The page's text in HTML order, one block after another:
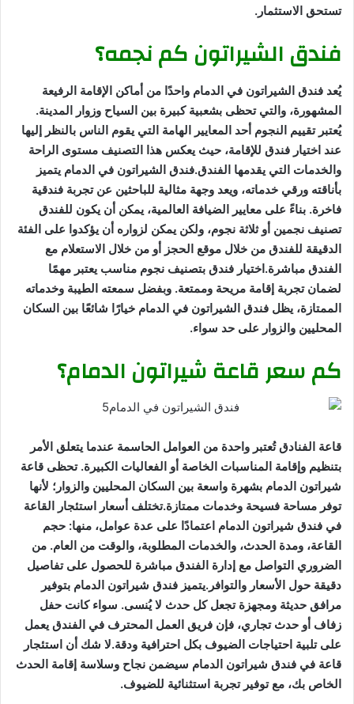
تستحق الاستثمار.
فندق الشيراتون كم نجمه؟
يُعد فندق الشيراتون في الدمام واحدًا من أماكن الإقامة الرفيعة
المشهورة، والتي تحظى بشعبية كبيرة بين السياح وزوار المدينة.
يُعتبر تقييم النجوم أحد المعايير الهامة التي يقوم الناس بالنظر إليها
عند اختيار فندق للإقامة، حيث يعكس هذا التصنيف مستوى الراحة
والخدمات التي يقدمها الفندق.فندق الشيراتون في الدمام يتميز
بأناقته ورقي خدماته، ويعد وجهة مثالية للباحثين عن تجربة فندقية
فاخرة. بناءً على معايير الضيافة العالمية، يمكن أن يكون للفندق
تصنيف نجمين أو ثلاثة نجوم، ولكن يمكن لزواره أن يؤكدوا على الفئة
الدقيقة للفندق من خلال موقع الحجز أو من خلال الاستعلام مع
الفندق مباشرة.اختيار فندق بتصنيف نجوم مناسب يعتبر مهمًا
لضمان تجربة إقامة مريحة وممتعة. وبفضل سمعته الطيبة وخدماته
الممتازة، يظل فندق الشيراتون في الدمام خيارًا شائعًا بين السكان
المحليين والزوار على حد سواء.
كم سعر قاعة شيراتون الدمام؟
قاعة الفنادق تُعتبر واحدة من العوامل الحاسمة عندما يتعلق الأمر
بتنظيم وإقامة المناسبات الخاصة أو الفعاليات الكبيرة. تحظى قاعة
شيراتون الدمام بشهرة واسعة بين السكان المحليين والزوار؛ لأنها
توفر مساحة فسيحة وخدمات ممتازة.تختلف أسعار استئجار القاعة
في فندق شيراتون الدمام اعتمادًا على عدة عوامل، منها: حجم
القاعة، ومدة الحدث، والخدمات المطلوبة، والوقت من العام. من
الضروري التواصل مع إدارة الفندق مباشرة للحصول على تفاصيل
دقيقة حول الأسعار والتوافر.يتميز فندق شيراتون الدمام بتوفير
مرافق حديثة ومجهزة تجعل كل حدث لا يُنسى. سواء كانت حفل
زفاف أو حدث تجاري، فإن فريق العمل المحترف في الفندق يعمل
على تلبية احتياجات الضيوف بكل احترافية ودقة.لا شك أن استئجار
قاعة في فندق شيراتون الدمام سيضمن نجاح وسلاسة إقامة الحدث
الخاص بك، مع توفير تجربة استثنائية للضيوف.